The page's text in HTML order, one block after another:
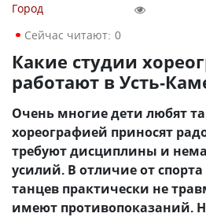
Город
Сейчас читают: 0
Какие студии
работают в Усть-
Очень многие дети любят
хореографией приносят
требуют дисциплины и
усилий. В отличие от
танцев практически не
имеют противопоказаний.